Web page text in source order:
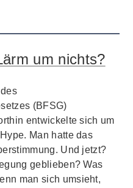
um nichts?
(BFSG)
entwickelte sich um
Man hatte das
Und jetzt?
geblieben? Was
man sich umsieht,